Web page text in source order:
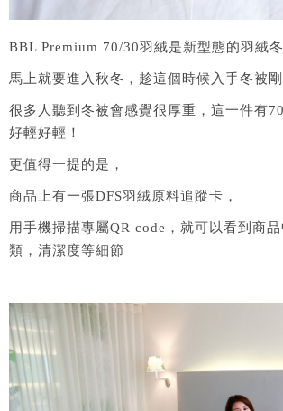
BBL Premium 70/30羽絨是新型態的羽絨冬
馬上就要進入秋冬，趁這個時候入手冬被剛
很多人聽到冬被會感覺很厚重，這一件有
好輕好輕！
更值得一提的是，
商品上有一張DFS羽絨原料追蹤卡，
用手機掃描專屬QR code，就可以看到商
類，清潔度等細節